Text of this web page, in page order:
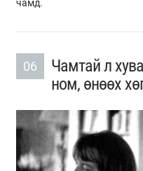
чамд.
06
Чамтай л
ном, өнөөх